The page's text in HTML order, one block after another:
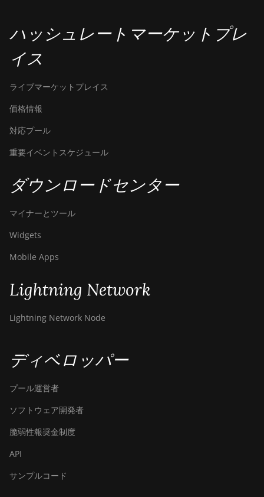
ハッシュレートマーケットプレ
イス
ライブマーケットプレイス
価格情報
対応プール
重要イベントスケジュール
ダウンロードセンター
マイナーとツール
Widgets
Mobile Apps
Lightning Network
Lightning Network Node
ディベロッパー
プール運営者
ソフトウェア開発者
脆弱性報奨金制度
API
サンプルコード